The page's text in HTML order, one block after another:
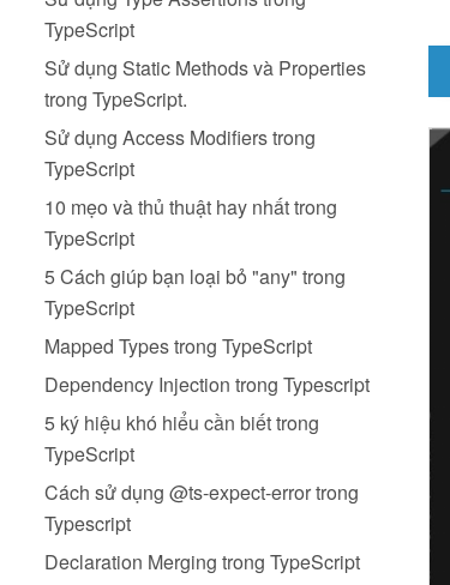
TypeScript
Sử dụng Static Methods và Properties
trong TypeScript.
Sử dụng Access Modifiers trong
TypeScript
10 mẹo và thủ thuật hay nhất trong
TypeScript
5 Cách giúp bạn loại bỏ "any" trong
TypeScript
Mapped Types trong TypeScript
Dependency Injection trong Typescript
5 ký hiệu khó hiểu cần biết trong
TypeScript
Cách sử dụng @ts-expect-error trong
Typescript
Declaration Merging trong TypeScript